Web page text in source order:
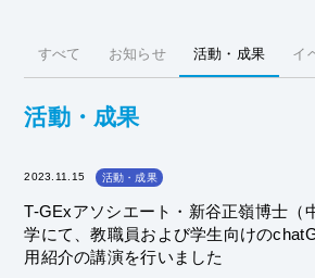
すべて お知らせ 活動・成果 イ
活動・成果
2023.11.15 活動・成果
T-GExアソシエート・新谷正嶺博士（
学にて、教職員および学生向けの
用紹介の講演を行いました